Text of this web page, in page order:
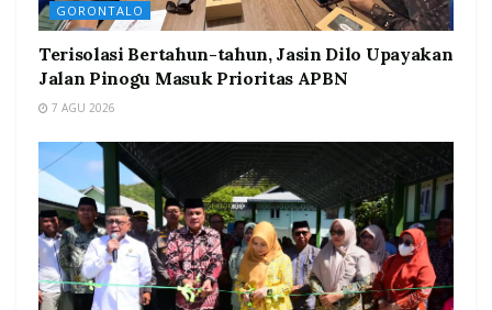
GORONTALO
Terisolasi Bertahun-tahun, Jasin Dilo Upayakan
Jalan Pinogu Masuk Prioritas APBN
7 AGU 2026